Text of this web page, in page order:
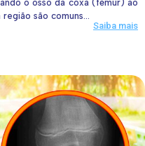
o osso da coxa (fêmur) ao
são comuns...
Saiba mais